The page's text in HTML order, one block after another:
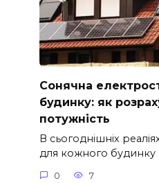
Сонячна
будинку: як
потужність
В сьогоднішніх
для кожного будинку
0 7